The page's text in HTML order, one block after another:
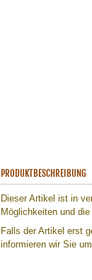
PRODUKTBESCHREIBUNG
Dieser Artikel ist in
Möglichkeiten und
Falls der Artikel erst
informieren wir Sie